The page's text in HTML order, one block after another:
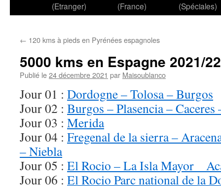
(Etranger)
(France)
(Spéciales)
← 120 kms à pieds en Pyrénées espagnoles
5000 kms en Espagne 2021/22
Publié le24 décembre 2021 par Maisoublanco
Jour 01 : Dordogne – Tolosa – Burgos
Jour 02 : Burgos – Plasencia –
Jour 03 : Merida
Jour 04 : Fregenal de la sierra –
– Niebla
Jour 05 : El Rocio – La Isla Mayor _
Jour 06 : El Rocio Parc national de la